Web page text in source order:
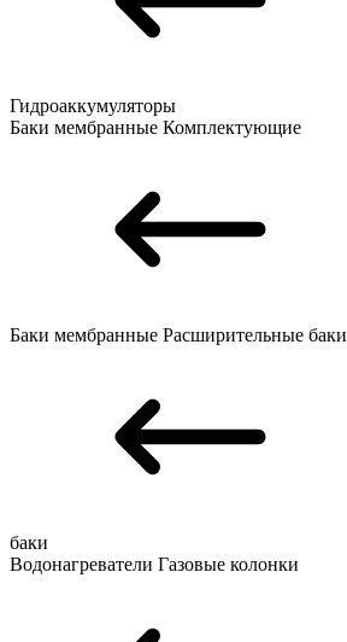
Гидроаккумуляторы
Баки мембранные Комплектующие
Баки мембранные Расширительные баки
баки
Водонагреватели Газовые колонки